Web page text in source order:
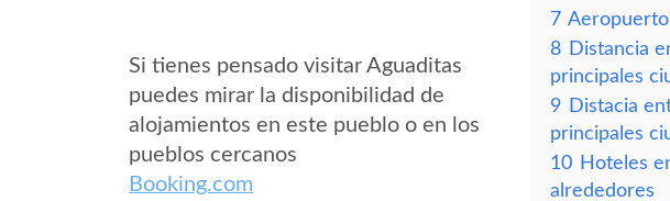
Si tienes pensado visitar Aguaditas
puedes mirar la disponibilidad de
alojamientos en este pueblo o en los
pueblos cercanos
Booking.com
7
8 Distancia
principales
9 Distacia
principales
10 Hoteles
alrededores